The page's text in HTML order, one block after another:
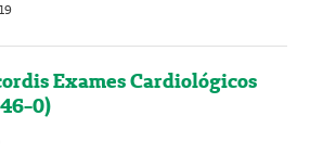
Exames Cardiológicos
0)